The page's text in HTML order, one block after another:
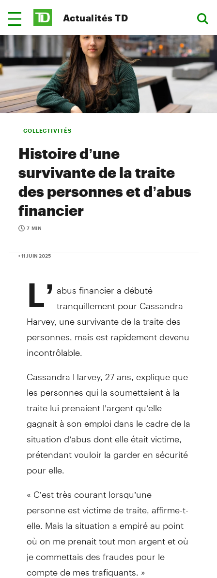
Actualités TD
COLLECTIVITÉS
Histoire d’une
survivante de la traite
des personnes et d’abus
financier
7 MIN
• 11 JUIN 2025
L’ abus financier a débuté
tranquillement pour Cassandra
Harvey, une survivante de la traite des
personnes, mais est rapidement devenu
incontrôlable.
Cassandra Harvey, 27 ans, explique que
les personnes qui la soumettaient à la
traite lui prenaient l’argent qu’elle
gagnait à son emploi dans le cadre de la
situation d’abus dont elle était victime,
prétendant vouloir la garder en sécurité
pour elle.
« C’est très courant lorsqu’une
personne est victime de traite, affirme-t-
elle. Mais la situation a empiré au point
où on me prenait tout mon argent et où
je commettais des fraudes pour le
compte de mes trafiquants. »